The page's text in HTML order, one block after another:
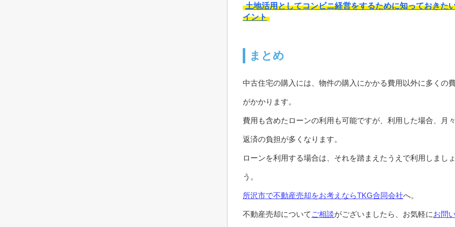
土地活用としてコンビニ経営をするために知っておきた
イント
まとめ
中古住宅の購入には、物件の購入にかかる費用以外に多くの
がかかります。
費用も含めたローンの利用も可能ですが、利用した場合、月
返済の負担が多くなります。
ローンを利用する場合は、それを踏まえたうえで利用しましょ
う。
所沢市で不動産売却をお考えならTKG合同会社へ。
不動産売却について ご相談がございましたら、お気軽にお問